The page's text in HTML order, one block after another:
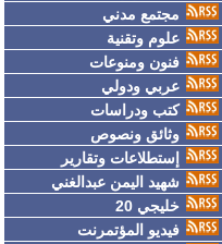
مجتمع مدني
علوم وتقنية
فنون ومنوعات
عربي ودولي
كتب ودراسات
وثائق ونصوص
إستطلاعات وتقارير
شهيد اليمن عبدالغني
خليجي 20
فيديو المؤتمرنت